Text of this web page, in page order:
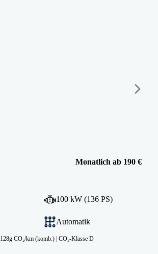
Monatlich ab 190 €
100 kW (136 PS)
Automatik
128g CO₂/km (komb.) | CO₂-Klasse D